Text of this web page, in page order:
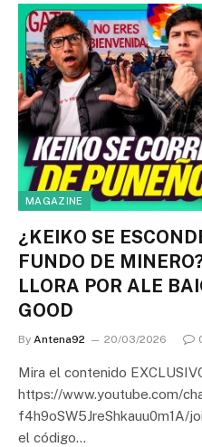
MAGAZINE
¿KEIKO SE
FUNDO DE
LLORA POR ALE
GOOD
By Antena92 20/03/2026
Mira el contenido
https://www.youtube.com/
f4h9oSW5JreShkauu0m1A/
el código…